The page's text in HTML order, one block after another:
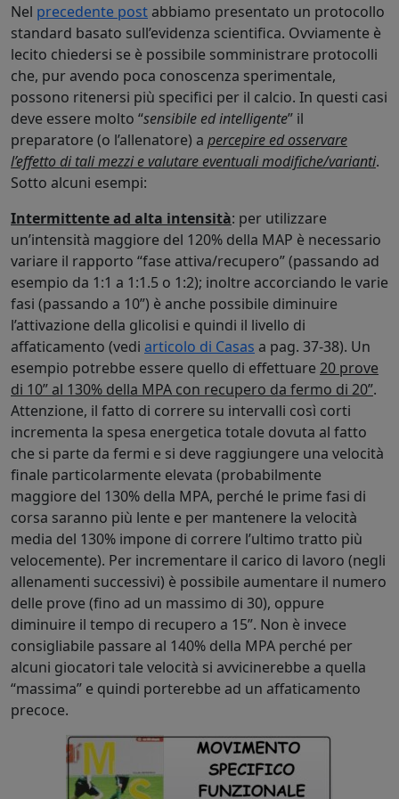
Nel precedente post abbiamo presentato un protocollo
standard basato sull’evidenza scientifica. Ovviamente è
lecito chiedersi se è possibile somministrare protocolli
che, pur avendo poca conoscenza sperimentale,
possono ritenersi più specifici per il calcio. In questi casi
deve essere molto “sensibile ed intelligente” il
preparatore (o l’allenatore) a percepire ed osservare
l’effetto di tali mezzi e valutare eventuali modifiche/varianti.
Sotto alcuni esempi:
Intermittente ad alta intensità: per utilizzare
un’intensità maggiore del 120% della MAP è necessario
variare il rapporto “fase attiva/recupero” (passando ad
esempio da 1:1 a 1:1.5 o 1:2); inoltre accorciando le varie
fasi (passando a 10”) è anche possibile diminuire
l’attivazione della glicolisi e quindi il livello di
affaticamento (vedi articolo di Casas a pag. 37-38). Un
esempio potrebbe essere quello di effettuare 20 prove
di 10” al 130% della MPA con recupero da fermo di 20”.
Attenzione, il fatto di correre su intervalli così corti
incrementa la spesa energetica totale dovuta al fatto
che si parte da fermi e si deve raggiungere una velocità
finale particolarmente elevata (probabilmente
maggiore del 130% della MPA, perché le prime fasi di
corsa saranno più lente e per mantenere la velocità
media del 130% impone di correre l’ultimo tratto più
velocemente). Per incrementare il carico di lavoro (negli
allenamenti successivi) è possibile aumentare il numero
delle prove (fino ad un massimo di 30), oppure
diminuire il tempo di recupero a 15”. Non è invece
consigliabile passare al 140% della MPA perché per
alcuni giocatori tale velocità si avvicinerebbe a quella
“massima” e quindi porterebbe ad un affaticamento
precoce.